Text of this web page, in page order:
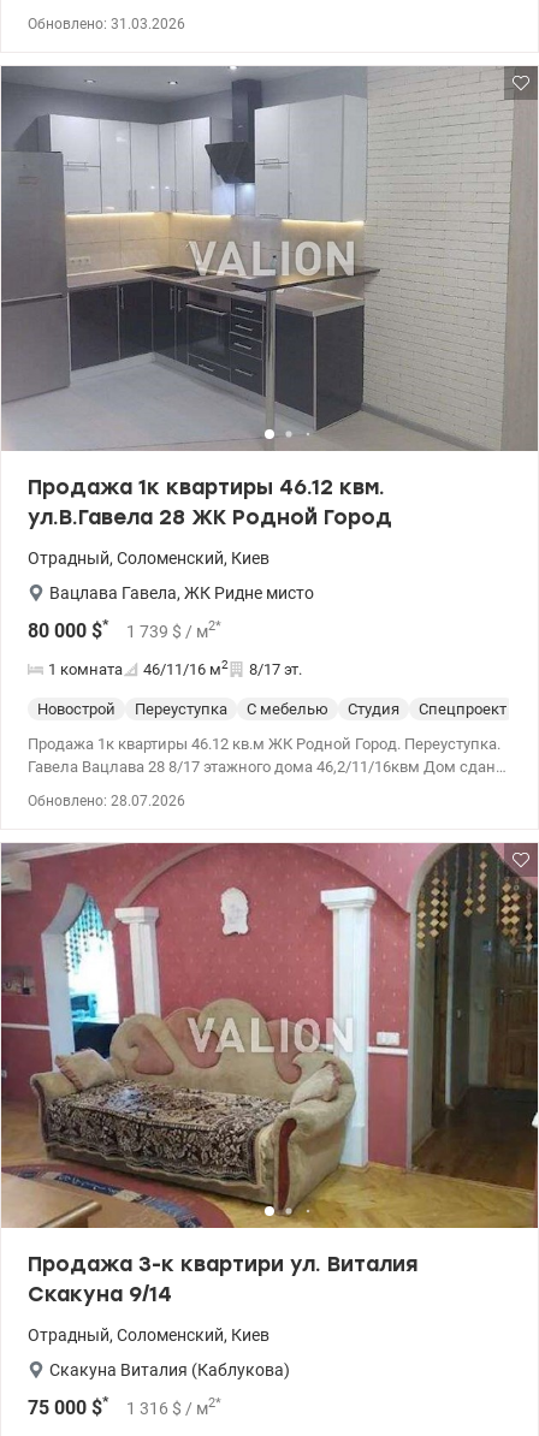
минеральной ватой. Централизованное отопление и наличие
счетчиков на коммуникации, состояние квартиры – без
отделки. Комплекс с закрытой территорией, двор без машин,
подземный паркинг, собственная инфраструктура. Рядом
остановки общественного транспорта. Цена 64000 у.е Моб. (096)
59-43-044 Вита, без комиссии. valion.ua/1071311
Обновлено: 31.03.2026
Продажа 1к квартиры 46.12 квм.
ул.В.Гавела 28 ЖК Родной Город
Отрадный, Соломенский, Киев
Вацлава Гавела, ЖК Ридне мисто
80 000 $* 1 739 $ / м2*
1 комната 46/11/16 м2 8/17 эт.
Новострой Переуступка С мебелью Студия Спецпроект
Продажа 1к квартиры 46.12 кв.м ЖК Родной Город. Переуступка.
Гавела Вацлава 28 8/17 этажного дома 46,2/11/16квм Дом сдан.
счетчики. Квартира укомплектована мебелью и техникой
ведущих производителей для комфортного проживания.
Квартира выгодно подойдет для проживания и аренды .Удобное
расположение. Неподалеку от магазинов (фора, АТБ, Пчелка)
школа, детский сад, музыкальная школа, детская поликлиника.
Возле дома остановка скоростного трамвая, позволяющая
быстро добраться до вокзала, НАУ. Зеленая зона парк Отрадный
в пешей доступности (10мин), множество маленьких скверов.
Также рядом клиника Исида, клиника микрохирургии глаза и
тд. Цена 80000 у.е. Инна 095 233 13 13 valion.ua/1038003
Обновлено: 28.07.2026
Продажа 3-к квартири ул. Виталия
Скакуна 9/14
Отрадный, Соломенский, Киев
Скакуна Виталия (Каблукова)
75 000 $* 1 316 $ / м2*